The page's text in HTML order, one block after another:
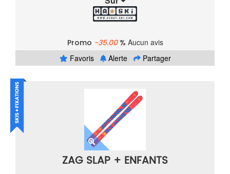
Promo -35.00% Aucun avis
Favoris
Alerte Partager
ZAG SLAP + ENFANTS